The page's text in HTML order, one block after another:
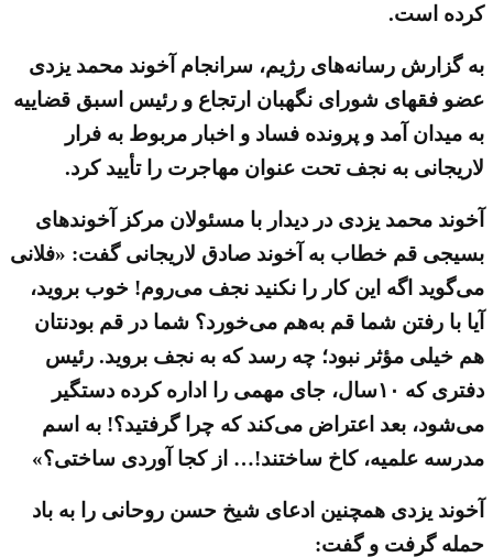
کرده است.
به گزارش رسانه‌های رژیم، سرانجام آخوند محمد یزدی
عضو فقهای شورای نگهبان ارتجاع و رئیس اسبق قضاییه
به میدان آمد و پرونده فساد و اخبار مربوط به فرار
لاریجانی به نجف تحت عنوان مهاجرت را تأیید کرد.
آخوند محمد یزدی در دیدار با مسئولان مرکز آخوندهای
بسیجی قم خطاب به آخوند صادق لاریجانی گفت: «فلانی
می‌گوید اگه این کار را نکنید نجف می‌روم! خوب بروید،
آیا با رفتن شما قم به‌هم می‌خورد؟ شما در قم بودنتان
هم خیلی مؤثر نبود؛ چه رسد که به نجف بروید. رئیس
دفتری که ۱۰سال، جای مهمی را اداره کرده دستگیر
می‌شود، بعد اعتراض می‌کند که چرا گرفتید؟! به اسم
مدرسه علمیه، کاخ ساختند!… از کجا آوردی ساختی؟»
آخوند یزدی همچنین ادعای شیخ حسن روحانی را به باد
حمله گرفت و گفت: